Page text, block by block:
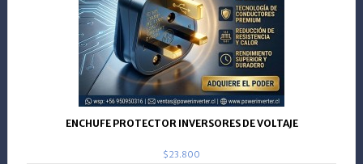
ENCHUFE PROTECTOR INVERSORES DE VOLTAJE
$23.800